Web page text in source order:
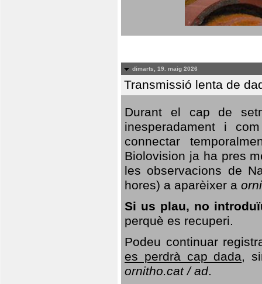
dimarts, 19. maig 2026
Transmissió lenta de
Durant el cap de
inesperadament i
connectar
Biolovision ja ha pres
les observacions de
hores) a aparèixer a
Si us plau, no
perquè es recuperi.
Podeu continuar
es perdrà cap dada,
ornitho.cat / ad.